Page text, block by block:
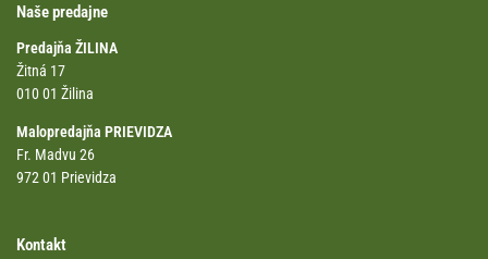
Naše predajne
Predajňa ŽILINA
Žitná 17
010 01 Žilina
Malopredajňa PRIEVIDZA
Fr. Madvu 26
972 01 Prievidza
Kontakt